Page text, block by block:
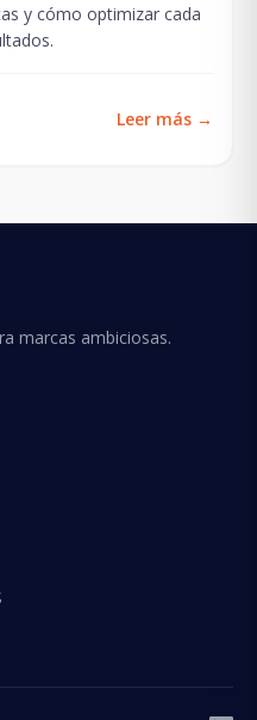
y cómo optimizar cada
Leer más →
marcas ambiciosas.